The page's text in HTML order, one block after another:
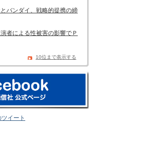
バンダイ、戦略的提携の締
者による性被害の影響でＰ
10位まで表示する
イート